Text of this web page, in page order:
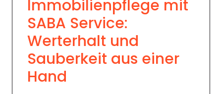
Immobilienpflege mit
SABA Service:
Werterhalt und
Sauberkeit aus einer
Hand